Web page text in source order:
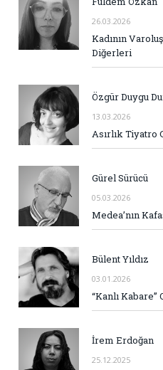
26.03.2026
Kadının
Diğerleri
Özgür Duygu
13.03.2026
Asırlık Tiyatro
Gürel Sürücü
05.03.2026
Medea’nın
Bülent Yıldız
03.01.2026
“Kanlı Kabare”
İrem Erdoğan
25.12.2025